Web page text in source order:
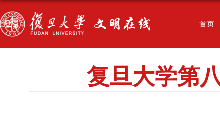
首页
复旦大学第